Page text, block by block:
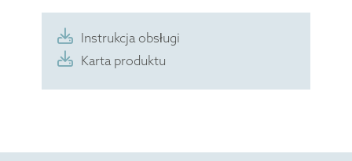
Instrukcja obsługi
Karta produktu